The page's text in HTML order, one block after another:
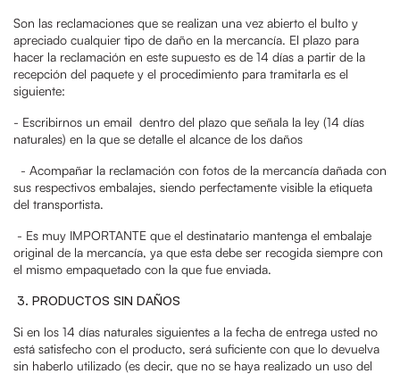
Son las reclamaciones que se realizan una vez abierto el bulto y
apreciado cualquier tipo de daño en la mercancía. El plazo para
hacer la reclamación en este supuesto es de 14 días a partir de la
recepción del paquete y el procedimiento para tramitarla es el
siguiente:
- Escribirnos un email dentro del plazo que señala la ley (14 días
naturales) en la que se detalle el alcance de los daños
- Acompañar la reclamación con fotos de la mercancía dañada con
sus respectivos embalajes, siendo perfectamente visible la etiqueta
del transportista.
- Es muy IMPORTANTE que el destinatario mantenga el embalaje
original de la mercancía, ya que esta debe ser recogida siempre con
el mismo empaquetado con la que fue enviada.
3. PRODUCTOS SIN DAÑOS
Si en los 14 días naturales siguientes a la fecha de entrega usted no
está satisfecho con el producto, será suficiente con que lo devuelva
sin haberlo utilizado (es decir, que no se haya realizado un uso del